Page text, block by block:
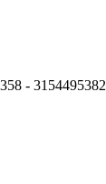
- 3154495382